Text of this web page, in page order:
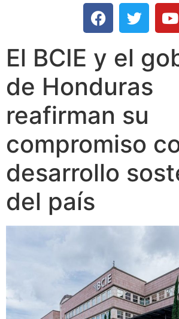
El BCIE y el
de Honduras
reafirman su
compromiso
desarrollo
del país